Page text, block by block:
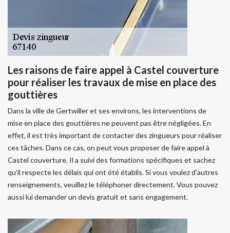
Les raisons de faire appel à Castel couverture
pour réaliser les travaux de mise en place des
gouttières
Dans la ville de Gertwiller et ses environs, les interventions de
mise en place des gouttières ne peuvent pas être négligées. En
effet, il est très important de contacter des zingueurs pour réaliser
ces tâches. Dans ce cas, on peut vous proposer de faire appel à
Castel couverture. Il a suivi des formations spécifiques et sachez
qu'il respecte les délais qui ont été établis. Si vous voulez d'autres
renseignements, veuillez le téléphoner directement. Vous pouvez
aussi lui demander un devis gratuit et sans engagement.